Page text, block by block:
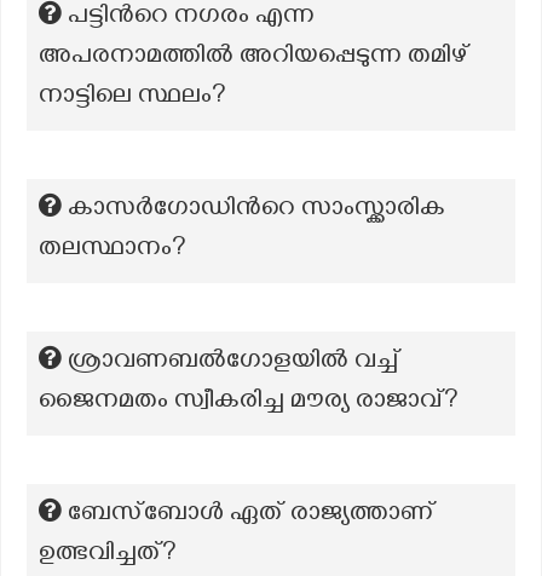
പട്ടിന്‍റെ നഗരം എന്ന
അപരനാമത്തിൽ അറിയപ്പെടുന്ന തമിഴ്
നാട്ടിലെ സ്ഥലം?
കാസർഗോഡിന്‍റെ സാംസ്ക്കാരിക
തലസ്ഥാനം?
ശ്രാവണബൽഗോളയിൽ വച്ച്
ജൈനമതം സ്വീകരിച്ച മൗര്യ രാജാവ്?
ബേസ്ബോൾ ഏത് രാജ്യത്താണ്
ഉത്ഭവിച്ചത്?